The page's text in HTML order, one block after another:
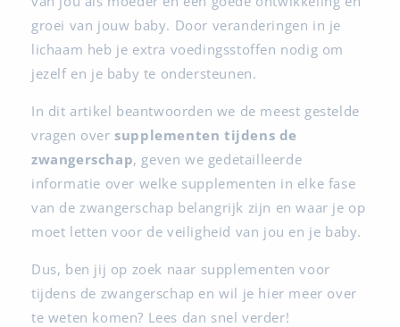
groei van jouw baby. Door veranderingen in je
lichaam heb je extra voedingsstoffen nodig om
jezelf en je baby te ondersteunen.
In dit artikel beantwoorden we de meest gestelde
vragen oversupplementen tijdens de
zwangerschap, geven we gedetailleerde
informatie over welke supplementen in elke fase
van de zwangerschap belangrijk zijn en waar je op
moet letten voor de veiligheid van jou en je baby.
Dus, ben jij op zoek naar supplementen voor
tijdens de zwangerschap en wil je hier meer over
te weten komen? Lees dan snel verder!